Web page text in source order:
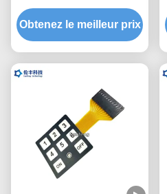
de LED, commutateur
tactile d'affichage à
cristaux liquides de
Obtenez le meilleur prix